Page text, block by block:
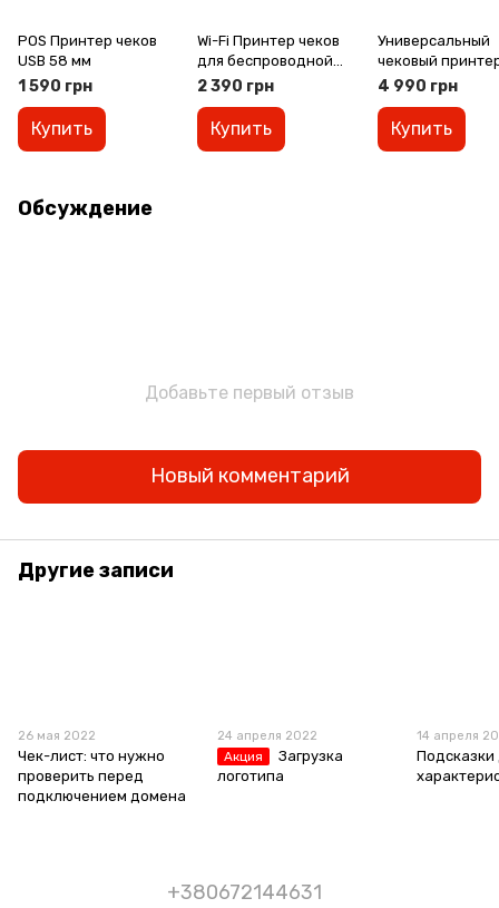
POS Принтер чеков
USB 58 мм
1 590 грн
Купить
Wi-Fi Принтер чеков
для беспроводной
печати
2 390 грн
Купить
Универсальный
чековый
ширина 80 мм
4 990 грн
Купить
Обсуждение
Добавьте первый отзыв
Новый комментарий
Другие записи
26 мая 2022
Чек-лист: что нужно
проверить перед
подключением домена
24 апреля 2022
Акция
Загрузка
логотипа
14 апреля
Подсказки
+380672144631